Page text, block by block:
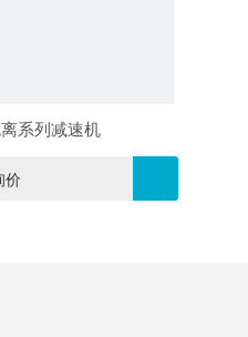
系列减速机
价